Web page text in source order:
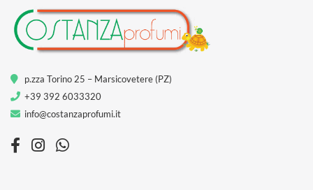
p.zza Torino 25 – Marsicovetere (PZ)
+39 392 6033320
info@costanzaprofumi.it